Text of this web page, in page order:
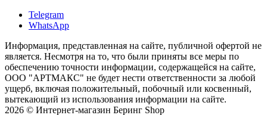
Telegram
WhatsApp
Информация, представленная на сайте, публичной офертой не
является. Несмотря на то, что были приняты все меры по
обеспечению точности информации, содержащейся на сайте,
ООО "АРТМАКС" не будет нести ответственности за любой
ущерб, включая положительный, побочный или косвенный,
вытекающий из использования информации на сайте.
2026 © Интернет-магазин Беринг Shop